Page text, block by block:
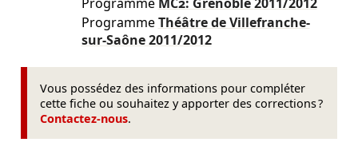
ProgrammeThéâtre de Villefranche-
sur-Saône2011/2012
Vous possédez des informations pour compléter
cette fiche ou souhaitez y apporter des corrections ?
Contactez-nous.